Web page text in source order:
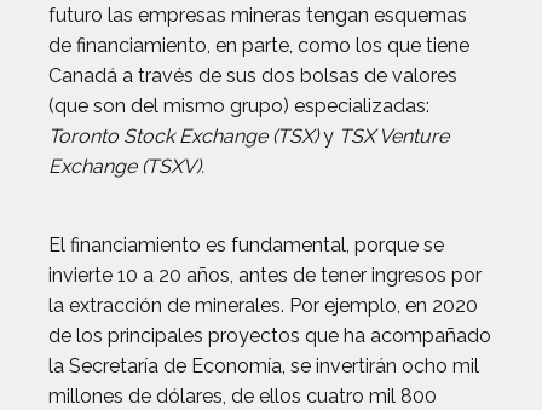
futuro las empresas mineras tengan esquemas
de financiamiento, en parte, como los que tiene
Canadá a través de sus dos bolsas de valores
(que son del mismo grupo) especializadas:
Toronto Stock Exchange (TSX)y TSX Venture
Exchange (TSXV).
El financiamiento es fundamental, porque se
invierte 10 a 20 años, antes de tener ingresos por
la extracción de minerales. Por ejemplo, en 2020
de los principales proyectos que ha acompañado
la Secretaría de Economía, se invertirán ocho mil
millones de dólares, de ellos cuatro mil 800